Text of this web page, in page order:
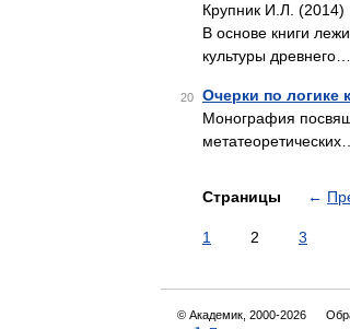
Крупник И.Л. (2014)
В основе книги
культуры
20 Очерки по логике
Монография
Страницы ←
1 2 3
© Академик, 2000-2026